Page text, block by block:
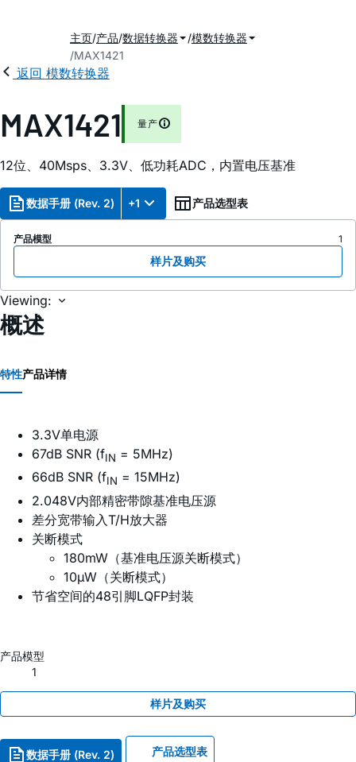
主页 产品 数据转换器
模数转换器
MAX1421
返回 模数转换器
MAX1421 量产
12位、40Msps、3.3V、低功耗ADC，内置电压基准
数据手册 (Rev. 2) +1 产品选型表
产品模型 1
样片及购买
Viewing:
概述
特性产品详情
3.3V单电源
67dB SNR (fIN = 5MHz)
66dB SNR (fIN = 15MHz)
2.048V内部精密带隙基准电压源
差分宽带输入T/H放大器
关断模式
180mW（基准电压源关断模式）
10µW（关断模式）
节省空间的48引脚LQFP封装
产品模型
1
样片及购买
数据手册 (Rev. 2) 产品选型表